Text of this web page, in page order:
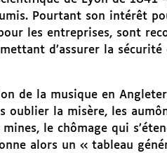
Pourtant son intérêt
les entreprises, sont
d’assurer la
de la musique en
la misère, les
le chômage qui
alors un « tableau